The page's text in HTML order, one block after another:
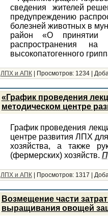
сведения жителей
предупреждению
болезней животных в
район «О принятии
распространения на
высокопатогенного
ЛПХ и АПК| Просмотров: 1234|
«График проведения
методическом центре
График проведения
центре развития ЛПХ
хозяйства, а также
(фермерских) хозяйств.
ЛПХ и АПК| Просмотров: 1317
Возмещение части
выращивания овощей